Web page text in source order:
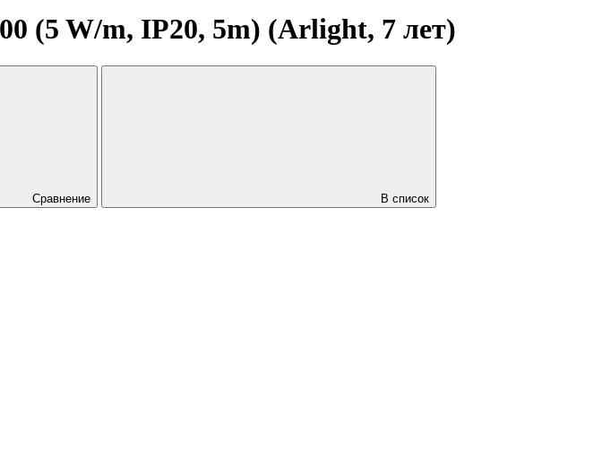
(5 W/m, IP20, 5m) (Arlight, 7 лет)
Сравнение
В список